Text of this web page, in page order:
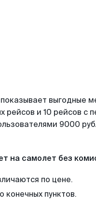
выгодные
и 10 рейсов с
9000
на самолет без
по цене.
пунктов.